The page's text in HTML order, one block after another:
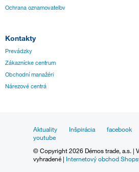
Ochrana oznamovateľov
Kontakty
Prevádzky
Zákaznícke centrum
Obchodní manažéri
Nárezové centrá
Aktuality Inšpirácia facebook
youtube
© Copyright 2026 Démos trade, a.s. |
vyhradené | Internetový obchod